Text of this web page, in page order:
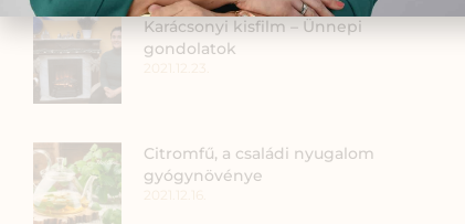
Karácsonyi kisfilm – Ünnepi
gondolatok
Citromfű, a családi nyugalom
gyógynövénye